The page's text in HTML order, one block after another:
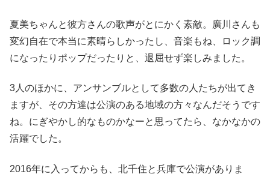
夏美ちゃんと彼方さんの歌声がとにかく素敵。廣川さんも
変幻自在で本当に素晴らしかったし、音楽もね、ロック調
になったりポップだったりと、退屈せず楽しみました。
3人のほかに、アンサンブルとして多数の人たちが出てき
ますが、その方達は公演のある地域の方々なんだそうです
ね。にぎやかし的なものかなーと思ってたら、なかなかの
活躍でした。
2016年に入ってからも、北千住と兵庫で公演がありま